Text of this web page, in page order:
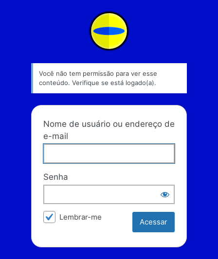
Você não tem permissão para ver esse
conteúdo. Verifique se está logado(a).
Nome de usuário ou endereço de
e-mail
Senha
Lembrar-me